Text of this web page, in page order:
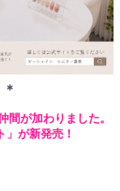
間が加わりました。
」が新発売！